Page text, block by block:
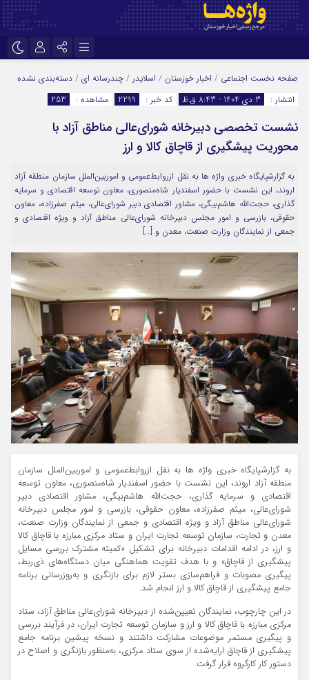
اینستاگرام
تلگرام
سروش
ایتا
آپارات
اپلیکیشن رمز عبور
مرا به خاطر بسپار
صفحه نخست اجتماعی / اخبار خوزستان / اسلایدر / چندرسانه ای / دسته‌بندی نشده
انتشار :
3 دی 1404 - 8:43 ق.ظ کد خبر : 2299 مشاهده : 253
نشست تخصصی دبیرخانه شورای‌عالی مناطق آزاد با
محوریت پیشگیری از قاچاق کالا و ارز
به گزارشپایگاه خبری واژه ها به نقل ازروابط‌عمومی و اموربین‌الملل سازمان منطقه آزاد
اروند، این نشست با حضور اسفندیار شاه‌منصوری، معاون توسعه اقتصادی و سرمایه
گذاری، حجت‌الله هاشم‌بیگی، مشاور اقتصادی دبیر شورای‌عالی، میثم صفرزاده، معاون
حقوقی، بازرسی و امور مجلس دبیرخانه شورای‌عالی مناطق آزاد و ویژه اقتصادی و
جمعی از نمایندگان وزارت صنعت، معدن و […]
به گزارشپایگاه خبری واژه ها به نقل ازروابط‌عمومی و اموربین‌الملل سازمان
منطقه آزاد اروند، این نشست با حضور اسفندیار شاه‌منصوری، معاون توسعه
اقتصادی و سرمایه گذاری، حجت‌الله هاشم‌بیگی، مشاور اقتصادی دبیر
شورای‌عالی، میثم صفرزاده، معاون حقوقی، بازرسی و امور مجلس دبیرخانه
شورای‌عالی مناطق آزاد و ویژه اقتصادی و جمعی از نمایندگان وزارت صنعت،
معدن و تجارت، سازمان توسعه تجارت ایران و ستاد مرکزی مبارزه با قاچاق کالا
و ارز، در ادامه اقدامات دبیرخانه برای تشکیل «کمیته مشترک بررسی مسایل
پیشگیری از قاچاق» و با هدف تقویت هماهنگی میان دستگاه‌های ذی‌ربط،
پیگیری مصوبات و فراهم‌سازی بستر لازم برای بازنگری و به‌روزرسانی برنامه
جامع پیشگیری از قاچاق کالا و ارز انجام شد.
در این چارچوب، نمایندگان تعیین‌شده از دبیرخانه شورای‌عالی مناطق آزاد، ستاد
مرکزی مبارزه با قاچاق کالا و ارز و سازمان توسعه تجارت ایران، در فرآیند بررسی
و پیگیری مستمر موضوعات مشارکت داشتند و نسخه پیشین برنامه جامع
پیشگیری از قاچاق ارایه‌شده از سوی ستاد مرکزی، به‌منظور بازنگری و اصلاح در
دستور کار کارگروه قرار گرفت.